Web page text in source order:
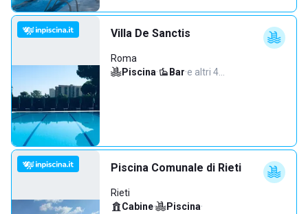
Villa De Sanctis
Roma
Piscina· Bar·e altri 4…
Piscina Comunale di Rieti
Rieti
Cabine· Piscina·